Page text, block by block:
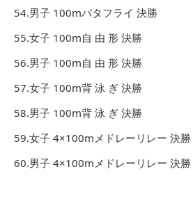
54.男子 100mバタフライ 決勝
55.女子 100m自 由 形 決勝
56.男子 100m自 由 形 決勝
57.女子 100m背 泳 ぎ 決勝
58.男子 100m背 泳 ぎ 決勝
59.女子 4×100mメドレーリレー 決勝
60.男子 4×100mメドレーリレー 決勝